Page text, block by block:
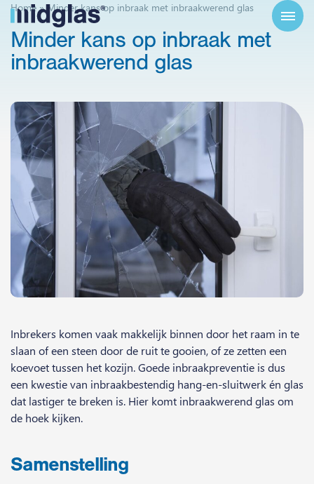
Home»Minder kans op inbraak met inbraakwerend glas
Minder kans op inbraak met
inbraakwerend glas
Inbrekers komen vaak makkelijk binnen door het raam in te
slaan of een steen door de ruit te gooien, of ze zetten een
koevoet tussen het kozijn. Goede inbraakpreventie is dus
een kwestie van inbraakbestendig hang-en-sluitwerk én glas
dat lastiger te breken is. Hier komt inbraakwerend glas om
de hoek kijken.
Samenstelling